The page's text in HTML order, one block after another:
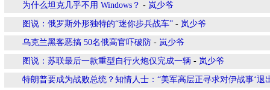
为什么坦克几乎不用 Windows？ - 岚少爷
图说：俄罗斯外形独特的“迷你步兵战车” - 岚少爷
乌克兰黑客恶搞 50名俄高官吓破防 - 岚少爷
图说：苏联最后一款重型自行火炮仅完成一辆 - 岚少爷
特朗普要成为战败总统？知情人士：“美军高层正寻求对伊战事‘退